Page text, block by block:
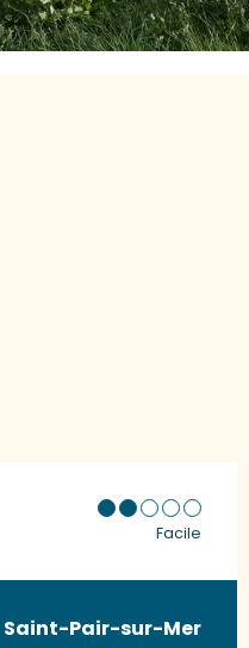
Facile
Saint-Pair-sur-Mer